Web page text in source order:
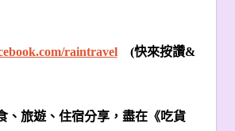
raintravel
(快來按讚&
、旅遊、住宿分享，盡在《吃貨